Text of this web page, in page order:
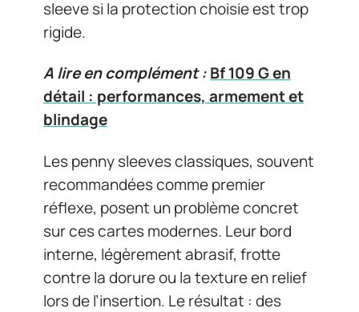
sleeve si la protection choisie est trop
rigide.
A lire en complément :Bf 109 G en
détail : performances, armement et
blindage
Les penny sleeves classiques, souvent
recommandées comme premier
réflexe, posent un problème concret
sur ces cartes modernes. Leur bord
interne, légèrement abrasif, frotte
contre la dorure ou la texture en relief
lors de l’insertion. Le résultat : des